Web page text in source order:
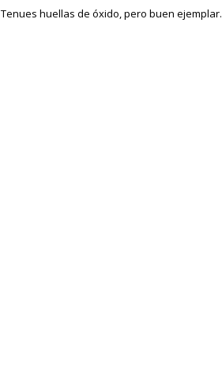
Tenues huellas de óxido, pero buen ejemplar.